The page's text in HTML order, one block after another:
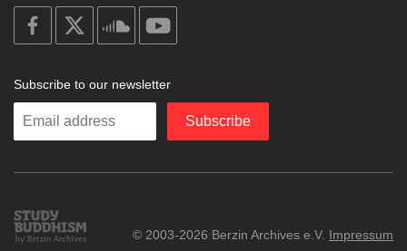
on
facebook
soundcloud
Subscribe to our newsletter
Enter
Subscribe
Study
Buddhism
© 2003-2026 Berzin Archives e.V. Impressum